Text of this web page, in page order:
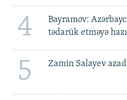
4
Bayramov:
tədarük etməyə
5 Zamin Salayev